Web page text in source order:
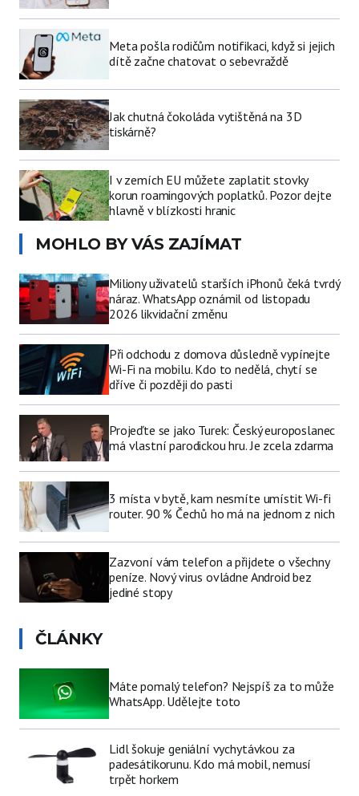
Meta pošla rodičům notifikaci, když si jejich
dítě začne chatovat o sebevraždě
Jak chutná čokoláda vytištěná na 3D
tiskárně?
I v zemích EU můžete zaplatit stovky
korun roamingových poplatků. Pozor dejte
hlavně v blízkosti hranic
MOHLO BY VÁS ZAJÍMAT
Miliony uživatelů starších iPhonů čeká tvrdý
náraz. WhatsApp oznámil od listopadu
2026 likvidační změnu
Při odchodu z domova důsledně vypínejte
Wi-Fi na mobilu. Kdo to nedělá, chytí se
dříve či později do pasti
Projeďte se jako Turek: Český europoslanec
má vlastní parodickou hru. Je zcela zdarma
3 místa v bytě, kam nesmíte umístit Wi-fi
router. 90 % Čechů ho má na jednom z nich
Zazvoní vám telefon a přijdete o všechny
peníze. Nový virus ovládne Android bez
jediné stopy
ČLÁNKY
Máte pomalý telefon? Nejspíš za to může
WhatsApp. Udělejte toto
Lidl šokuje geniální vychytávkou za
padesátikorunu. Kdo má mobil, nemusí
trpět horkem